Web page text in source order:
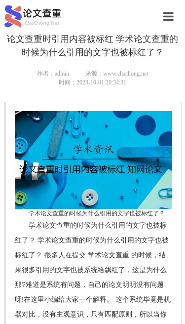
网站首页
本科论文
研究生论
硕士论文
博士论文
论文查重时引用内容被标红 学术论文查重的
时候为什么引用的文字也被标红了？
作者：admin
来源：www.chachong.net
时间：2023-10-01 20:34:31
学术论文查重的时候为什么引用的文字也被标红了？
学术论文查重的时候为什么引用的文字也被标
红了？ 学术论文查重的时候为什么引用的文字也被
标红了？ 很多人在提交 学术论文查重 的时候，结
果很多引用的文字也被系统给飘红了，这是为什么
那?难道是系统有问题，自己的论文明明没有问题
呀!在这里小编给大家一个解释。 这个系统毕竟是机
器对比，没有主观意识，只有匹配原则，所以当你